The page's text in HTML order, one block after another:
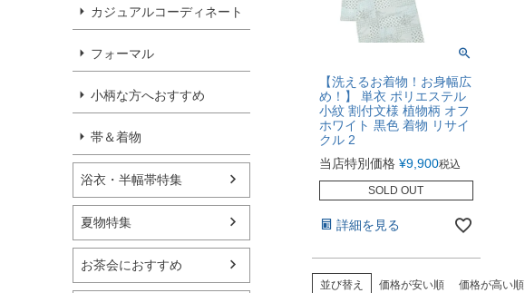
カジュアルコーディネート
フォーマル
小柄な方へおすすめ
帯＆着物
浴衣・半幅帯特集
夏物特集
お茶会におすすめ
【洗えるお着物！お身幅広
め！】 単衣 ポリエステル
小紋 割付文様 植物柄 オフ
ホワイト 黒色 着物 リサイ
クル 2
当店特別価格 ¥9,900税込
SOLD OUT
詳細を見る
並び替え 価格が安い順 価格が高い順